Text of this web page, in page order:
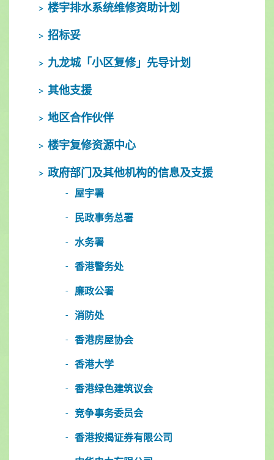
楼宇排水系统维修资助计划
招标妥
九龙城「小区复修」先导计划
其他支援
地区合作伙伴
楼宇复修资源中心
政府部门及其他机构的信息及支援
屋宇署
民政事务总署
水务署
香港警务处
廉政公署
消防处
香港房屋协会
香港大学
香港绿色建筑议会
竞争事务委员会
香港按揭证券有限公司